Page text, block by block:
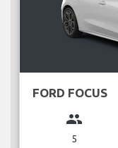
FORD FOCUS
group
5